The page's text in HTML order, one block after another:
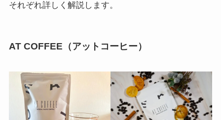
それぞれ詳しく解説します。
AT COFFEE（アットコーヒー）